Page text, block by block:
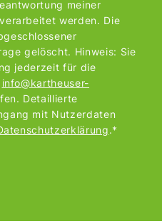
meiner
werden. Die
gelöscht. Hinweis: Sie
jederzeit für die
info@kartheuser-
Detaillierte
mit Nutzerdaten
.*